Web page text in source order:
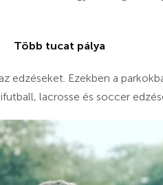
Több tucat pálya
edzéseket. Ezekben a
lacrosse és soccer